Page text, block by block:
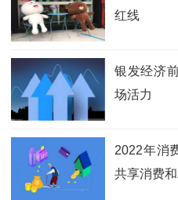
红线
银发经济
场活力
2022年消
共享消费